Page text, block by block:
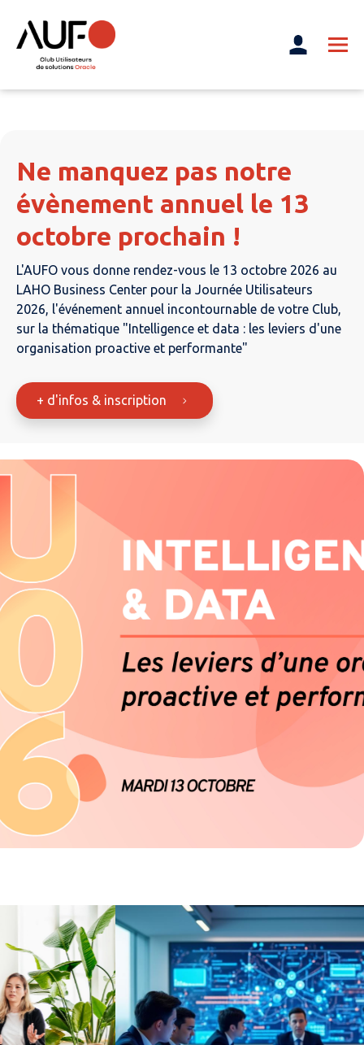
Ne manquez pas notre
évènement annuel le 13
octobre prochain !
L'AUFO vous donne rendez-vous le 13 octobre 2026 au
LAHO Business Center pour la Journée Utilisateurs
2026, l'événement annuel incontournable de votre Club,
sur la thématique "Intelligence et data : les leviers d'une
organisation proactive et performante"
+ d'infos & inscription